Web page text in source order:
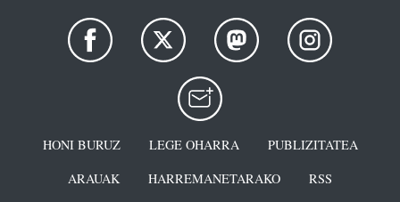
HONI BURUZ LEGE OHARRA
PUBLIZITATEA
ARAUAK
HARREMANETARAKO RSS